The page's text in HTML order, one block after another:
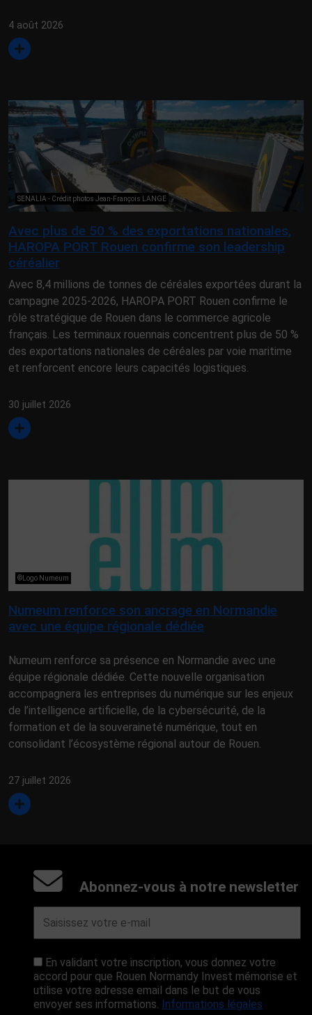
4 août 2026
SENALIA - Crédit photos Jean-François LANGE
Avec plus de 50 % des exportations nationales,
HAROPA PORT Rouen confirme son leadership
céréalier
Avec 8,4 millions de tonnes de céréales exportées durant la
campagne 2025-2026, HAROPA PORT Rouen confirme le
rôle stratégique de Rouen dans le commerce agricole
français. Les terminaux rouennais concentrent plus de 50 %
des exportations nationales de céréales par voie maritime
et renforcent encore leurs capacités logistiques.
30 juillet 2026
©Logo Numeum
Numeum renforce son ancrage en Normandie
avec une équipe régionale dédiée
Numeum renforce sa présence en Normandie avec une
équipe régionale dédiée. Cette nouvelle organisation
accompagnera les entreprises du numérique sur les enjeux
de l’intelligence artificielle, de la cybersécurité, de la
formation et de la souveraineté numérique, tout en
consolidant l’écosystème régional autour de Rouen.
27 juillet 2026
Abonnez-vous à notre newsletter
En validant votre inscription, vous donnez votre
accord pour que Rouen Normandy Invest mémorise et
utilise votre adresse email dans le but de vous
envoyer ses informations. Informations légales